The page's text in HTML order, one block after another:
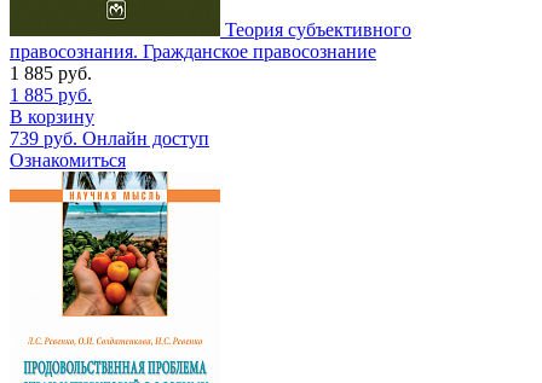
Теория субъективного
правосознания. Гражданское правосознание
1 885 руб.
1 885 руб.
В корзину
739 руб. Онлайн доступ
Ознакомиться